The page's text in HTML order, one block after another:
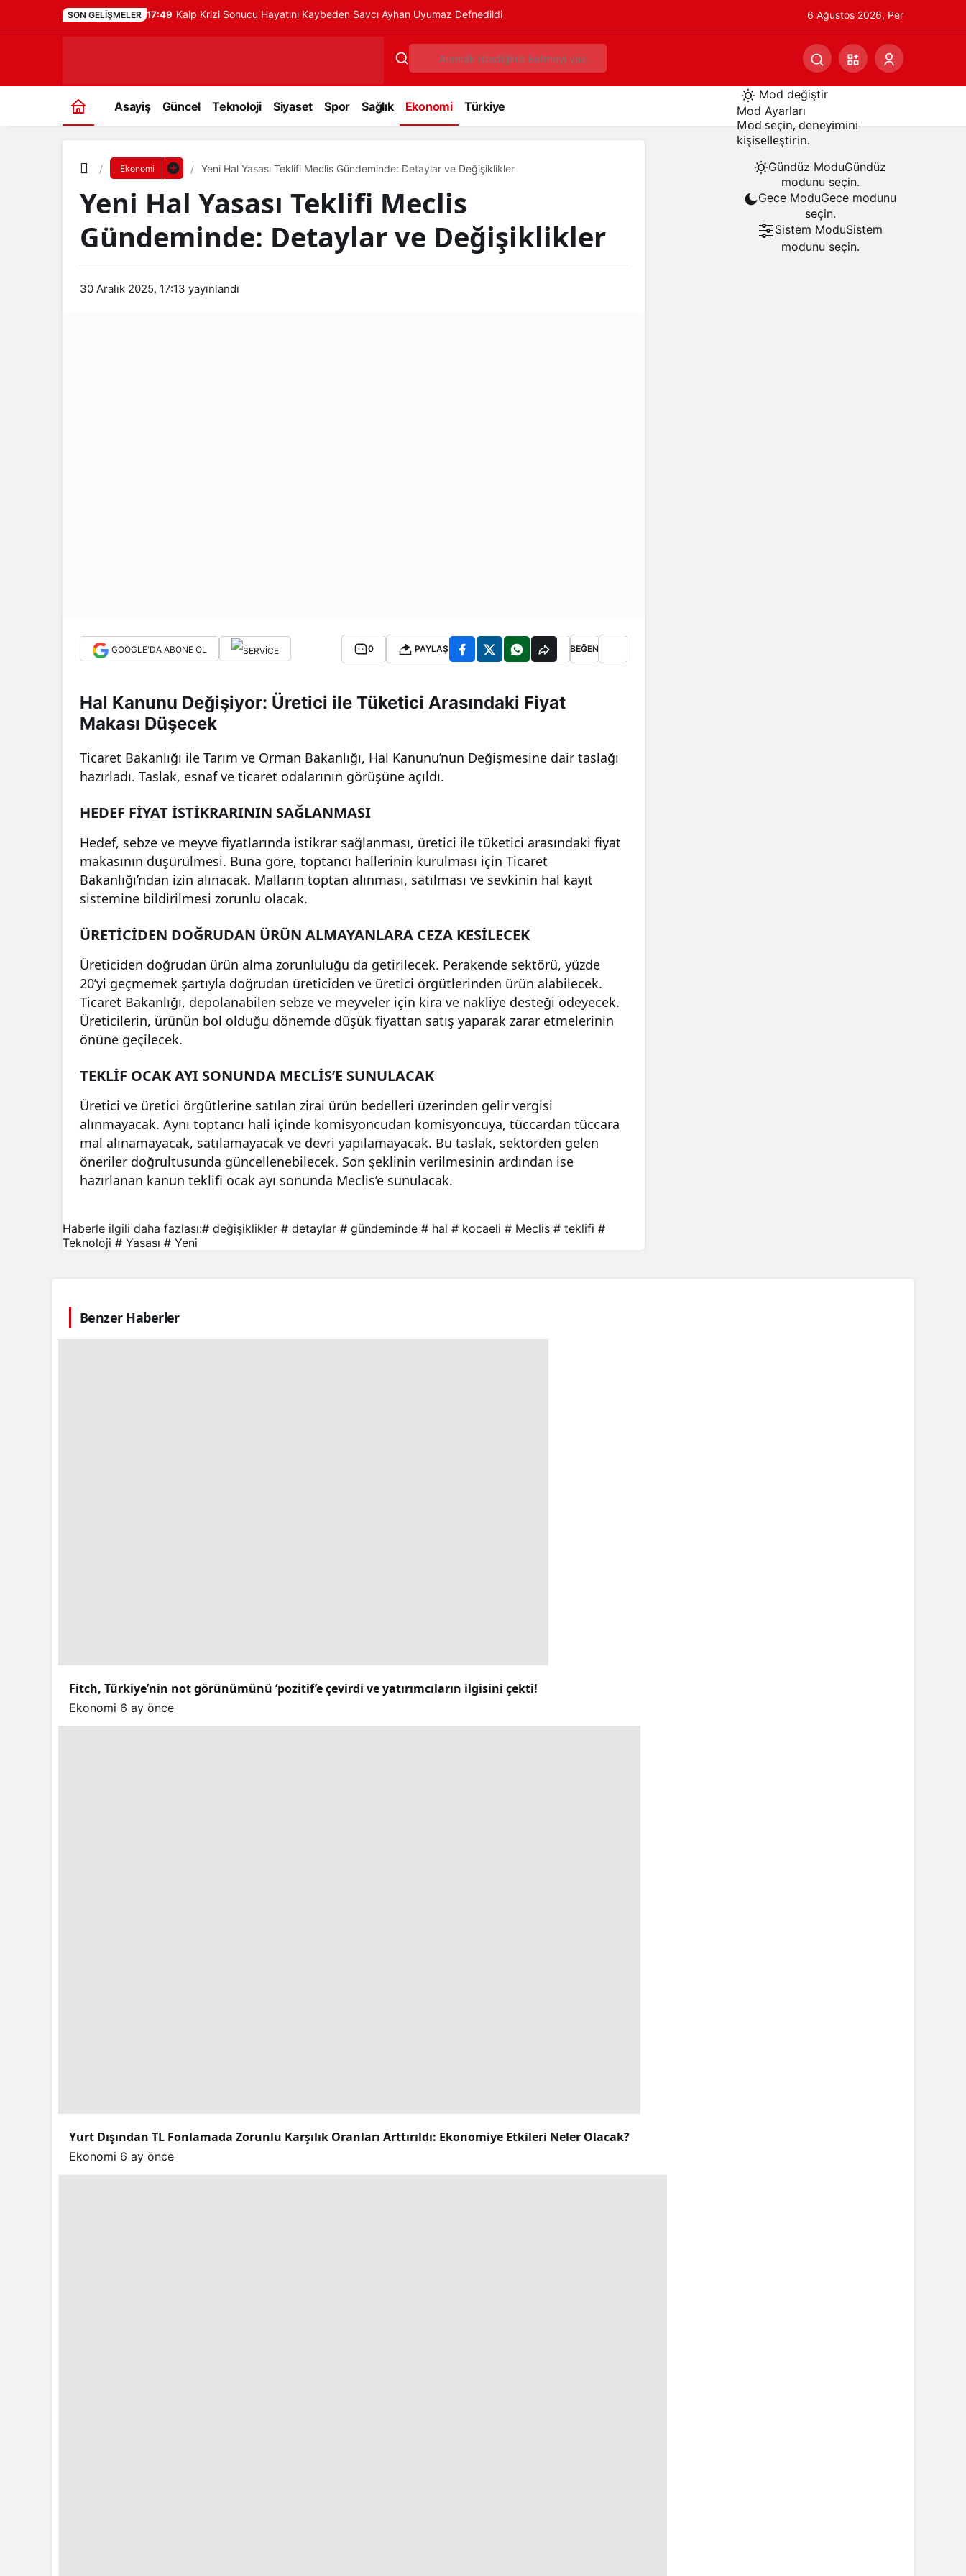
SON GELIŞMELER 17:49 Kalp Krizi Sonucu Hayatını Kaybeden Savcı Ayhan Uyumaz Defnedildi 6 Ağustos 2026, Per
Asayiş Güncel Teknoloji Siyaset Spor Sağlık Ekonomi Türkiye
Mod değiştir
Mod Ayarları
Mod seçin, deneyimini
kişiselleştirin.
Gündüz ModuGündüz
modunu seçin.
Gece ModuGece modunu
seçin.
Sistem ModuSistem
modunu seçin.
Ekonomi Yeni Hal Yasası Teklifi Meclis Gündeminde: Detaylar ve Değişiklikler
Yeni Hal Yasası Teklifi Meclis
Gündeminde: Detaylar ve Değişiklikler
30 Aralık 2025, 17:13 yayınlandı
GOOGLE'DA ABONE OL 0 PAYLAŞ BEĞEN
Hal Kanunu Değişiyor: Üretici ile Tüketici Arasındaki Fiyat
Makası Düşecek
Ticaret Bakanlığı ile Tarım ve Orman Bakanlığı, Hal Kanunu’nun Değişmesine dair taslağı
hazırladı. Taslak, esnaf ve ticaret odalarının görüşüne açıldı.
HEDEF FİYAT İSTİKRARININ SAĞLANMASI
Hedef, sebze ve meyve fiyatlarında istikrar sağlanması, üretici ile tüketici arasındaki fiyat
makasının düşürülmesi. Buna göre, toptancı hallerinin kurulması için Ticaret
Bakanlığı’ndan izin alınacak. Malların toptan alınması, satılması ve sevkinin hal kayıt
sistemine bildirilmesi zorunlu olacak.
ÜRETİCİDEN DOĞRUDAN ÜRÜN ALMAYANLARA CEZA KESİLECEK
Üreticiden doğrudan ürün alma zorunluluğu da getirilecek. Perakende sektörü, yüzde
20’yi geçmemek şartıyla doğrudan üreticiden ve üretici örgütlerinden ürün alabilecek.
Ticaret Bakanlığı, depolanabilen sebze ve meyveler için kira ve nakliye desteği ödeyecek.
Üreticilerin, ürünün bol olduğu dönemde düşük fiyattan satış yaparak zarar etmelerinin
önüne geçilecek.
TEKLİF OCAK AYI SONUNDA MECLİS’E SUNULACAK
Üretici ve üretici örgütlerine satılan zirai ürün bedelleri üzerinden gelir vergisi
alınmayacak. Aynı toptancı hali içinde komisyoncudan komisyoncuya, tüccardan tüccara
mal alınamayacak, satılamayacak ve devri yapılamayacak. Bu taslak, sektörden gelen
öneriler doğrultusunda güncellenebilecek. Son şeklinin verilmesinin ardından ise
hazırlanan kanun teklifi ocak ayı sonunda Meclis’e sunulacak.
Haberle ilgili daha fazlası:# değişiklikler # detaylar # gündeminde # hal # kocaeli # Meclis # teklifi #
Teknoloji # Yasası # Yeni
Benzer Haberler
Fitch, Türkiye’nin not görünümünü ‘pozitif’e çevirdi ve yatırımcıların ilgisini çekti!
Ekonomi 6 ay önce
Yurt Dışından TL Fonlamada Zorunlu Karşılık Oranları Arttırıldı: Ekonomiye Etkileri Neler Olacak?
Ekonomi 6 ay önce